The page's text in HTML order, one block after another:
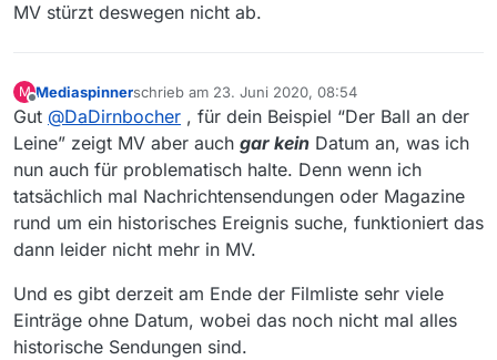
MV stürzt deswegen nicht ab.
M
Offline
Mediaspinnerschrieb am 23. Juni 2020, 08:54
zuletzt editiert von
Gut @DaDirnbocher , für dein Beispiel “Der Ball an der
Leine” zeigt MV aber auch gar kein Datum an, was ich
nun auch für problematisch halte. Denn wenn ich
tatsächlich mal Nachrichtensendungen oder Magazine
rund um ein historisches Ereignis suche, funktioniert das
dann leider nicht mehr in MV.
Und es gibt derzeit am Ende der Filmliste sehr viele
Einträge ohne Datum, wobei das noch nicht mal alles
historische Sendungen sind.